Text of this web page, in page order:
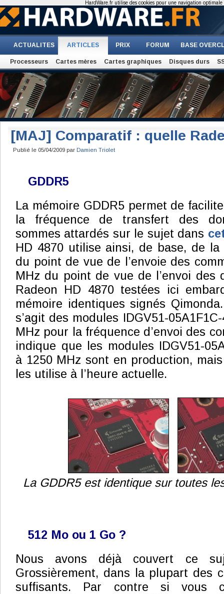
ACTUALITES ARTICLES PRIX FORUM BASE
Processeurs Cartes mères Cartes graphiques Disques durs
[MAJ] Comparatif : quelle
Publié le 05/04/2009 par Damien Triolet
GDDR5
La mémoire GDDR5 permet de
la fréquence de transfert des
sommes attardés sur le sujet dans
HD 4870 utilise ainsi, de base, de la
du point de vue de l’envoie des
MHz du point de vue de l’envoi des
Radeon HD 4870 testées ici
mémoire identiques signés
s’agit des modules IDGV51-
MHz pour la fréquence d’envoi des
indique que les modules IDGV51-
à 1250 MHz sont en production,
les utilise à l’heure actuelle.
La GDDR5 est identique sur toutes
512 Mo ou 1 Go ?
Nous avons déjà couvert ce
Grossièrement, dans la plupart des
suffisants. Par contre si vous
HardWare.fr utilise des cookies pour une navigation